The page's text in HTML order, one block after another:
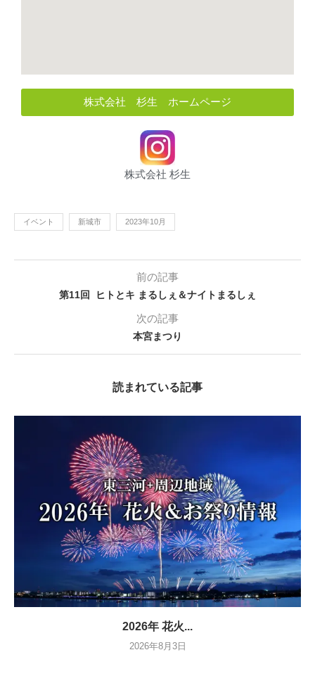
株式会社 杉生 ホームページ
株式会社 杉生
イベント 新城市 2023年10月
前の記事
第11回 ヒトとキ まるしぇ＆ナイトまるしぇ
次の記事
本宮まつり
読まれている記事
2026年 花火...
2026年8月3日